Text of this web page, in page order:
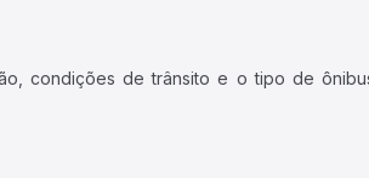
condições de trânsito e o tipo de